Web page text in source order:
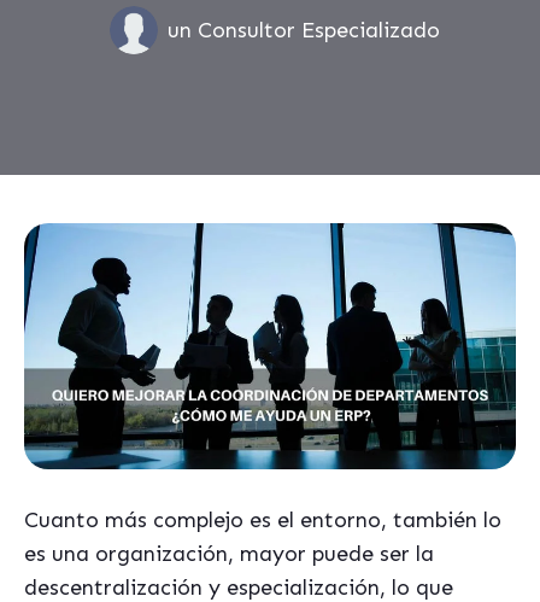
un Consultor Especializado
Cuanto más complejo es el entorno, también lo
es una organización, mayor puede ser la
descentralización y especialización, lo que